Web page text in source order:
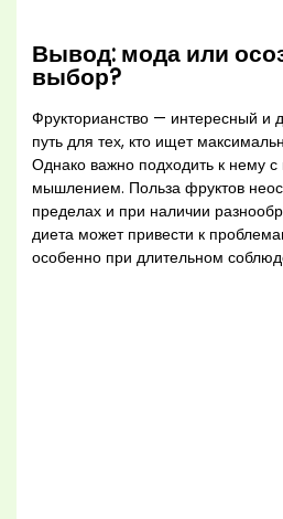
Вывод: мода или
выбор?
Фрукторианство — интересный и
путь для тех, кто ищет
Однако важно подходить к нему с
мышлением. Польза фруктов
пределах и при наличии
диета может привести к
особенно при длительном